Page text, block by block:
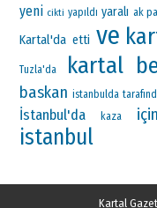
yeni cikti yapıldı yaralı ak
Kartal'da etti ve
Tuzla'da kartal
baskan istanbulda
İstanbul'da
kaza için
istanbul
Kartal